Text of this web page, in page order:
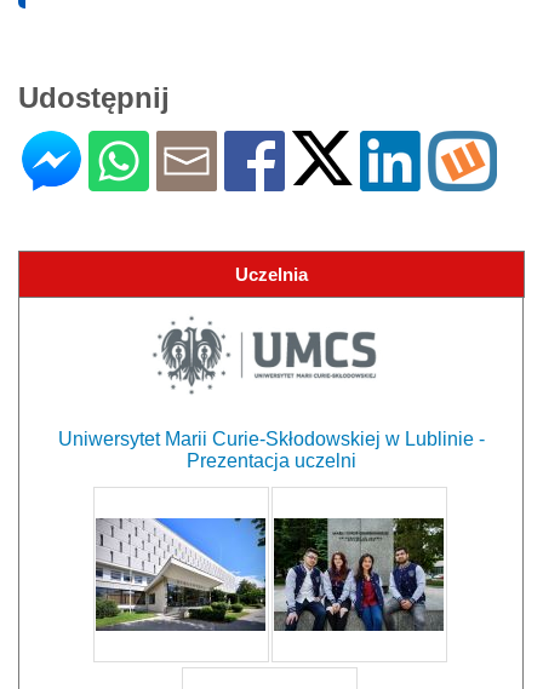
Udostępnij
Uczelnia
Uniwersytet Marii Curie-Skłodowskiej w Lublinie -
Prezentacja uczelni